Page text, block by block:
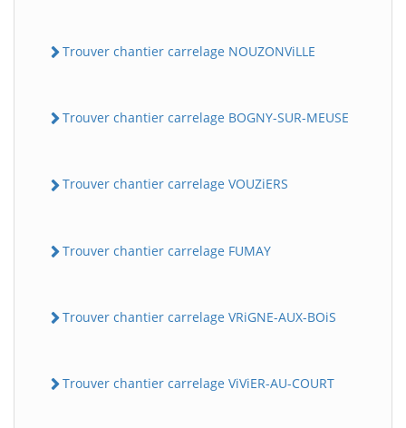
Trouver chantier carrelage NOUZONViLLE
Trouver chantier carrelage BOGNY-SUR-MEUSE
Trouver chantier carrelage VOUZiERS
Trouver chantier carrelage FUMAY
Trouver chantier carrelage VRiGNE-AUX-BOiS
Trouver chantier carrelage ViViER-AU-COURT